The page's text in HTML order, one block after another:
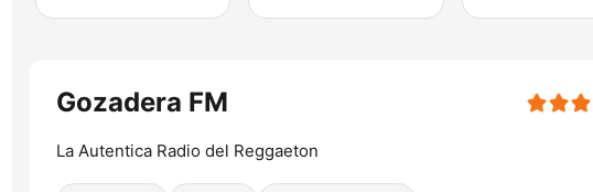
Gozadera FM
La Autentica Radio del Reggaeton